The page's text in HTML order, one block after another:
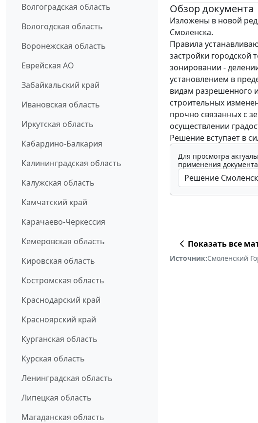
Волгоградская область
Вологодская область
Воронежская область
Еврейская АО
Забайкальский край
Ивановская область
Иркутская область
Кабардино-Балкария
Калининградская область
Калужская область
Камчатский край
Карачаево-Черкессия
Кемеровская область
Кировская область
Костромская область
Краснодарский край
Красноярский край
Курганская область
Курская область
Ленинградская область
Липецкая область
Магаданская область
Обзор документа
Изложены в новой
Смоленска.
Правила
застройки городской
зонировании -
установлением в
видам разрешенного
строительных
прочно связанных с
осуществлении
Решение вступает в
Для просмотра
применения
Показать все
Источник:Смоленский